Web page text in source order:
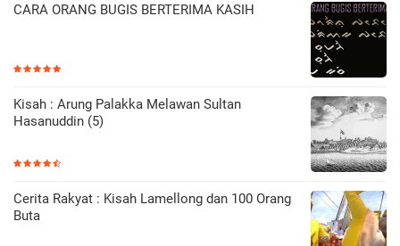
CARA ORANG BUGIS BERTERIMA KASIH
Kisah : Arung Palakka Melawan Sultan
Hasanuddin (5)
Cerita Rakyat : Kisah Lamellong dan 100 Orang
Buta